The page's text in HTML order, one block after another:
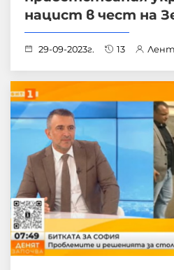
нацист в чест на
29-09-2023г. 13